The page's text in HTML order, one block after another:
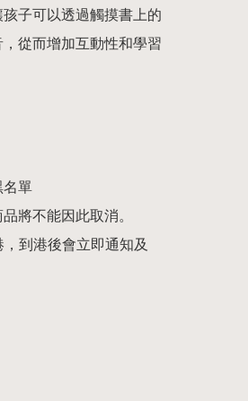
子可以透過觸摸書上的
從而增加互動性和學習
單
將不能因此取消。
到港後會立即通知及